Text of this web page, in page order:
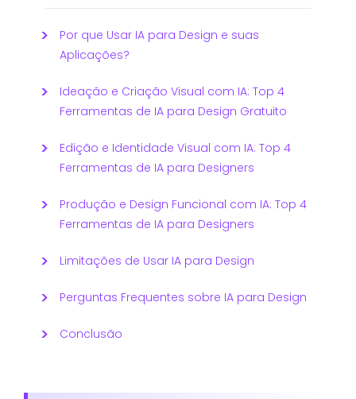
Por que Usar IA para Design e suas
Aplicações?
Ideação e Criação Visual com IA: Top 4
Ferramentas de IA para Design Gratuito
Edição e Identidade Visual com IA: Top 4
Ferramentas de IA para Designers
Produção e Design Funcional com IA: Top 4
Ferramentas de IA para Designers
Limitações de Usar IA para Design
Perguntas Frequentes sobre IA para Design
Conclusão